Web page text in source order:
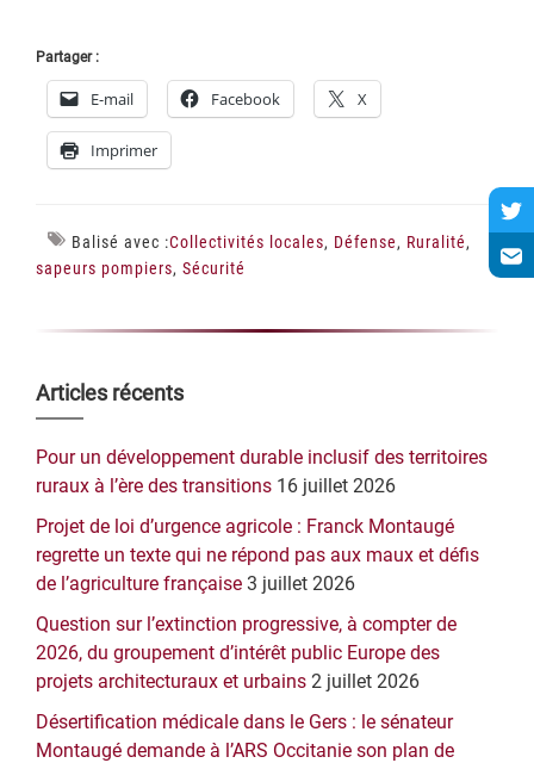
Partager :
E-mail Facebook X
Imprimer
Balisé avec :Collectivités locales, Défense, Ruralité,
sapeurs pompiers, Sécurité
Barre
latérale
principale
Articles récents
Pour un développement durable inclusif des territoires
ruraux à l’ère des transitions 16 juillet 2026
Projet de loi d’urgence agricole : Franck Montaugé
regrette un texte qui ne répond pas aux maux et défis
de l’agriculture française 3 juillet 2026
Question sur l’extinction progressive, à compter de
2026, du groupement d’intérêt public Europe des
projets architecturaux et urbains 2 juillet 2026
Désertification médicale dans le Gers : le sénateur
Montaugé demande à l’ARS Occitanie son plan de